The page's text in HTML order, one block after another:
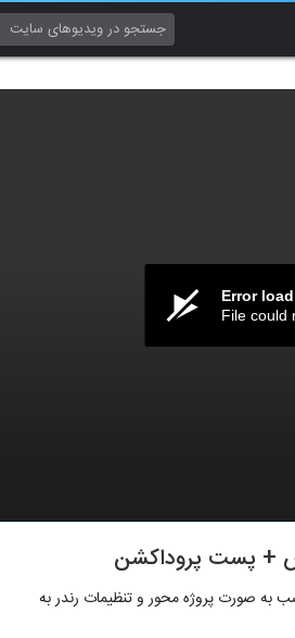
Error
File could
+ پست پروداکشن
صورت پروژه محور و تنظیمات رندر به